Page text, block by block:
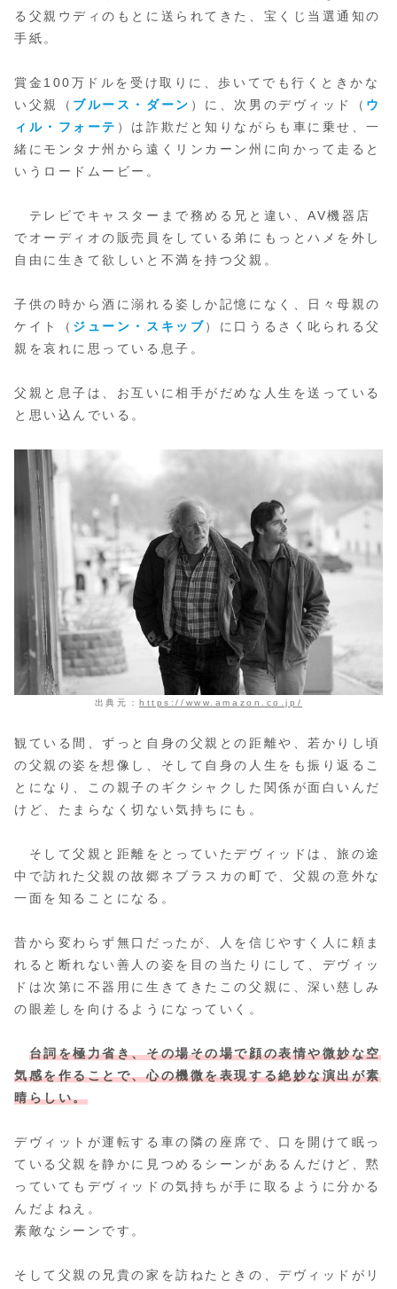
る父親ウディのもとに送られてきた、宝くじ当選通知の
手紙。
賞金100万ドルを受け取りに、歩いてでも行くときかな
い父親（ ブルース・ダーン ）に、次男のデヴィッド（ ウ
ィル・フォーテ ）は詐欺だと知りながらも車に乗せ、一
緒にモンタナ州から遠くリンカーン州に向かって走ると
いうロードムービー。
テレビでキャスターまで務める兄と違い、AV機器店
でオーディオの販売員をしている弟にもっとハメを外し
自由に生きて欲しいと不満を持つ父親。
子供の時から酒に溺れる姿しか記憶になく、日々母親の
ケイト（ ジューン・スキッブ）に口うるさく叱られる父
親を哀れに思っている息子。
父親と息子は、お互いに相手がだめな人生を送っている
と思い込んでいる。
出典元：https://www.amazon.co.jp/
観ている間、ずっと自身の父親との距離や、若かりし頃
の父親の姿を想像し、そして自身の人生をも振り返るこ
とになり、この親子のギクシャクした関係が面白いんだ
けど、たまらなく切ない気持ちにも。
そして父親と距離をとっていたデヴィッドは、旅の途
中で訪れた父親の故郷ネブラスカの町で、父親の意外な
一面を知ることになる。
昔から変わらず無口だったが、人を信じやすく人に頼ま
れると断れない善人の姿を目の当たりにして、デヴィッ
ドは次第に不器用に生きてきたこの父親に、深い慈しみ
の眼差しを向けるようになっていく。
台詞を極力省き、その場その場で顔の表情や微妙な空
気感を作ることで、心の機微を表現する絶妙な演出が素
晴らしい。
デヴィットが運転する車の隣の座席で、口を開けて眠っ
ている父親を静かに見つめるシーンがあるんだけど、黙
っていてもデヴィッドの気持ちが手に取るように分かる
んだよねえ。
素敵なシーンです。
そして父親の兄貴の家を訪ねたときの、デヴィッドがリ